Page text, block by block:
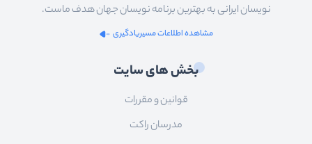
نویسان ایرانی به بهترین برنامه نویسان جهان هدف ماست.
مشاهده اطلاعات مسیریادگیری
بخش های سایت
قوانین و مقررات
مدرسان راکت